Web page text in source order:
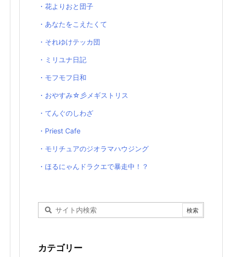
・花よりおと団子
・あなたをこえたくて
・それゆけテッカ団
・ミリユナ日記
・モフモフ日和
・おやすみ☆彡メギストリス
・てんぐのしわざ
・Priest Cafe
・モリチュアのジオラマハウジング
・ほるにゃんドラクエで暴走中！？
カテゴリー